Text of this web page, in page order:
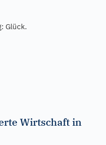
Glück.
Wirtschaft in